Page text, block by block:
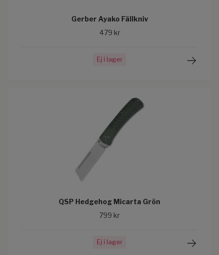
Gerber Ayako Fällkniv
479 kr
Ej i lager
QSP Hedgehog Micarta Grön
799 kr
Ej i lager